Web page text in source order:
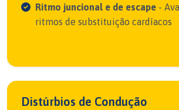
Ritmo juncional e de escape -
ritmos de substituição cardíacos
Distúrbios de Condução